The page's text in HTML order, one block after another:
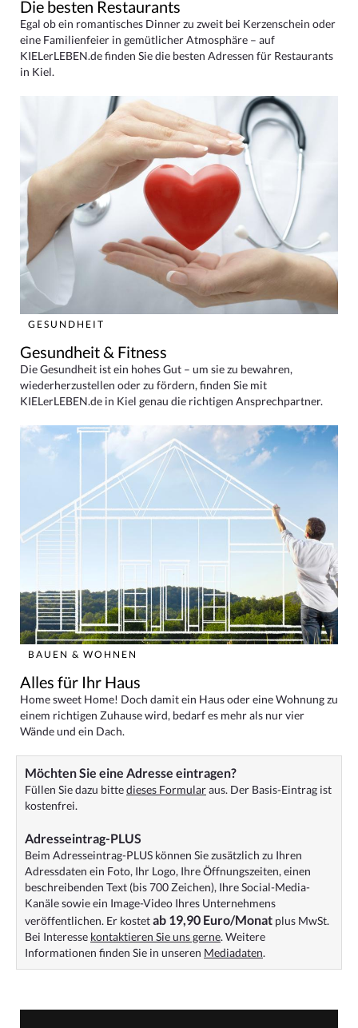
Die besten Restaurants
Egal ob ein romantisches Dinner zu zweit bei Kerzenschein oder
eine Familienfeier in gemütlicher Atmosphäre – auf
KIELerLEBEN.de finden Sie die besten Adressen für Restaurants
in Kiel.
GESUNDHEIT
Gesundheit & Fitness
Die Gesundheit ist ein hohes Gut – um sie zu bewahren,
wiederherzustellen oder zu fördern, finden Sie mit
KIELerLEBEN.de in Kiel genau die richtigen Ansprechpartner.
BAUEN & WOHNEN
Alles für Ihr Haus
Home sweet Home! Doch damit ein Haus oder eine Wohnung zu
einem richtigen Zuhause wird, bedarf es mehr als nur vier
Wände und ein Dach.
Möchten Sie eine Adresse eintragen?
Füllen Sie dazu bittedieses Formularaus. Der Basis-Eintrag ist
kostenfrei.
Adresseintrag-PLUS
Beim Adresseintrag-PLUS können Sie zusätzlich zu Ihren
Adressdaten ein Foto, Ihr Logo, Ihre Öffnungszeiten, einen
beschreibenden Text (bis 700 Zeichen), Ihre Social-Media-
Kanäle sowie ein Image-Video Ihres Unternehmens
veröffentlichen. Er kostetab 19,90 Euro/Monat plus MwSt.
Bei Interesse kontaktieren Sie uns gerne. Weitere
Informationen finden Sie in unseren Mediadaten.